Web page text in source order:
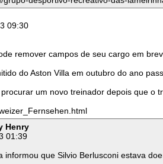
09:30
remover campos de seu cargo em
do Aston Villa em outubro do ano
um novo treinador depois que o
Henry
01:39
informou que Silvio Berlusconi estava